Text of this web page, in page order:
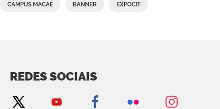
CAMPUS MACAÉ BANNER EXPOCIT
REDES SOCIAIS